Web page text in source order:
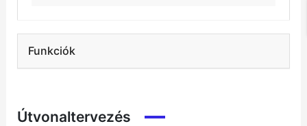
Funkciók
Útvonaltervezés